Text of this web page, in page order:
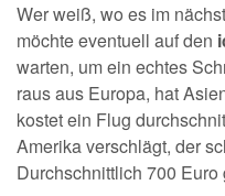
Wer weiß, wo es im
möchte eventuell auf den
warten, um ein echtes
raus aus Europa, hat
kostet ein Flug
Amerika verschlägt, der
Durchschnittlich 700